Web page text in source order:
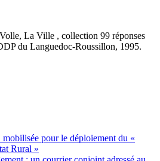
La Ville , collection 99 réponses
du Languedoc-Roussillon, 1995.
pour le déploiement du «
Rural »